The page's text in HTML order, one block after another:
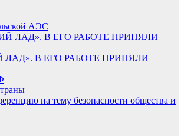
АЭС
ЛАД». В ЕГО РАБОТЕ ПРИНЯЛИ
на тему безопасности общества и